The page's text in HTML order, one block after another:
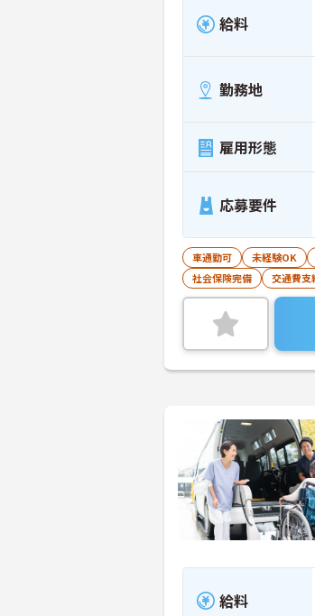
給料
勤務地
雇用形態
応募要件
車通勤可 未経験OK
社会保険完備
交通費支
給料